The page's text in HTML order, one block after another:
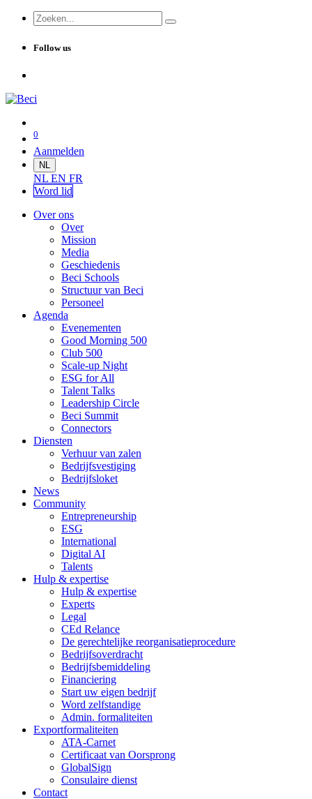
Follow us
0
Aanmelden
NL
NL EN FR
Word lid
Over ons
Over
Mission
Media
Geschiedenis
Beci Schools
Structuur van Beci
Personeel
Agenda
Evenementen
Good Morning 500
Club 500
Scale-up Night
ESG for All
Talent Talks
Leadership Circle
Beci Summit
Connectors
Diensten
Verhuur van zalen
Bedrijfsvestiging
Bedrijfsloket
News
Community
Entrepreneurship
ESG
International
Digital AI
Talents
Hulp & expertise
Hulp & expertise
Experts
Legal
CEd Relance
De gerechtelijke reorganisatieprocedure
Bedrijfsoverdracht
Bedrijfsbemiddeling
Financiering
Start uw eigen bedrijf
Word zelfstandige
Admin. formaliteiten
Exportformaliteiten
ATA-Carnet
Certificaat van Oorsprong
GlobalSign
Consulaire dienst
Contact